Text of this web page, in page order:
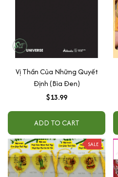
Vị Thần Của Những Quyết
Định (Bìa Đen)
$13.99
ADD TO CART
SALE